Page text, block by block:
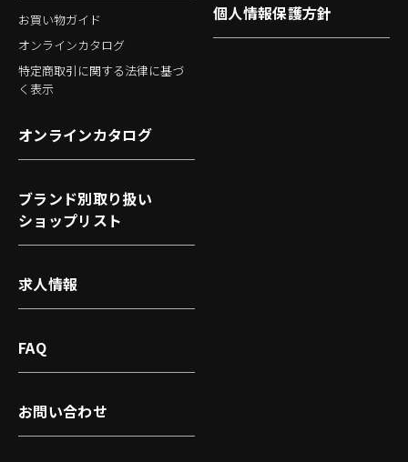
お買い物ガイド
オンラインカタログ
特定商取引に関する法律に基づ
く表示
個人情報保護方針
オンラインカタログ
ブランド別取り扱い
ショップリスト
求人情報
FAQ
お問い合わせ